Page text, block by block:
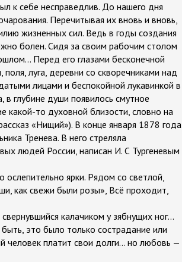
к себе несправедлив. До нашего дня
Перечитывая их вновь и вновь,
жизненных сил. Ведь в годы создания
болен. Сидя за своим рабочим столом
Перед его глазами бесконечной
луга, деревни со скворечниками над
лицами и беспокойной лукавинкой в
глубине души появилось смутное
какой-то духовной близости, словно на
«Нищий»). В конце января 1878 года
Тренева. В него стреляла
людей России, написан И. С Тургеневым
ярки. Рядом со светлой,
как свежи были розы», Всё проходит,
калачиком у зябнущих ног...
это было только сострадание или
человек платит свои долги... но любовь —